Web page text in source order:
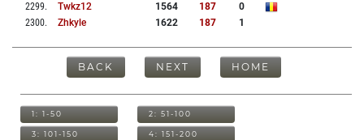
2299. Twkz12 1564 187
0
2300. Zhkyle 1622 187 1
BACK NEXT HOME
1: 1-50 2: 51-100
3: 101-150 4: 151-200